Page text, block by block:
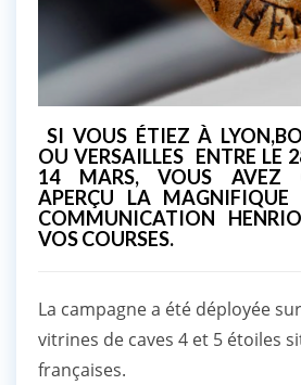
SI VOUS ÉTIEZ À
OU VERSAILLES ENTRE LE
14 MARS, VOUS AVEZ
APERÇU LA MAGNIFIQUE
COMMUNICATION
VOS COURSES.
La campagne a été déployée
vitrines de caves 4 et 5 étoiles
françaises.